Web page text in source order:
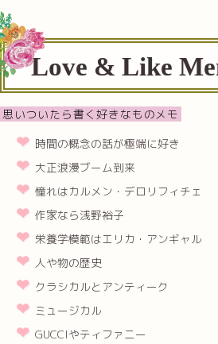
Love & Like
思いついたら書く好きなものメモ
時間の概念の話が極端に好き
大正浪漫ブーム到来
憧れはカルメン・デロリフィチェ
作家なら浅野裕子
栄養学模範はエリカ・アンギャル
人や物の歴史
クラシカルとアンティーク
ミュージカル
GUCCIやティファニー